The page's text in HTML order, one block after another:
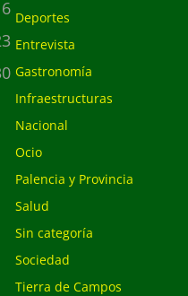
Deportes
Entrevista
Gastronomía
Infraestructuras
Nacional
Ocio
Palencia y Provincia
Salud
Sin categoría
Sociedad
Tierra de Campos